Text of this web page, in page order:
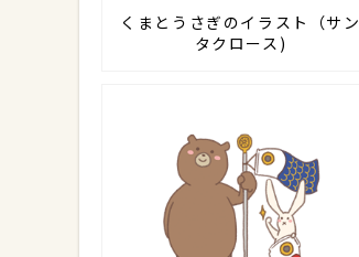
くまとうさぎのイラスト（サン
タクロース)